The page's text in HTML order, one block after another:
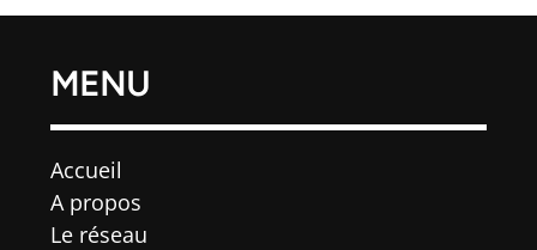
MENU
Accueil
A propos
Le réseau